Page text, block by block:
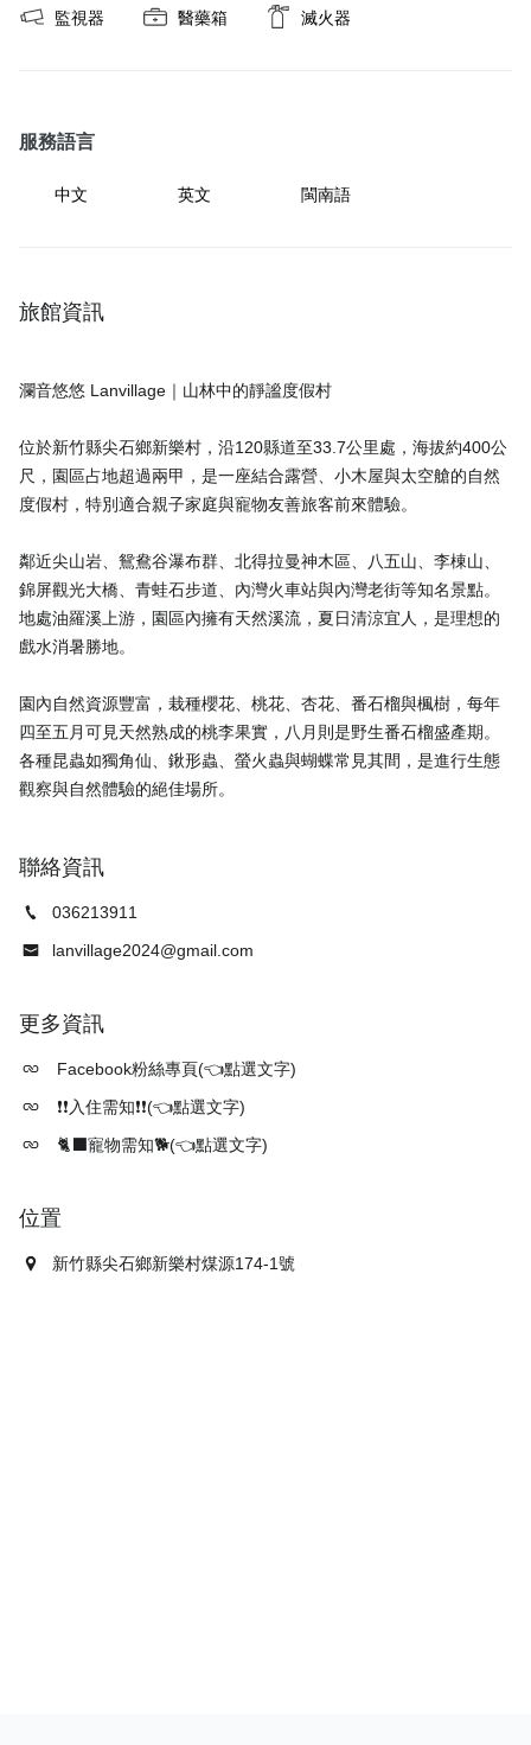
監視器 醫藥箱 滅火器
服務語言
中文 英文 閩南語
旅館資訊
瀾音悠悠 Lanvillage｜山林中的靜謐度假村
位於新竹縣尖石鄉新樂村，沿120縣道至33.7公里處，海拔約400公
尺，園區占地超過兩甲，是一座結合露營、小木屋與太空艙的自然
度假村，特別適合親子家庭與寵物友善旅客前來體驗。
鄰近尖山岩、鴛鴦谷瀑布群、北得拉曼神木區、八五山、李棟山、
錦屏觀光大橋、青蛙石步道、內灣火車站與內灣老街等知名景點。
地處油羅溪上游，園區內擁有天然溪流，夏日清涼宜人，是理想的
戲水消暑勝地。
園內自然資源豐富，栽種櫻花、桃花、杏花、番石榴與楓樹，每年
四至五月可見天然熟成的桃李果實，八月則是野生番石榴盛產期。
各種昆蟲如獨角仙、鍬形蟲、螢火蟲與蝴蝶常見其間，是進行生態
聯絡資訊
036213911
lanvillage2024@gmail.com
更多資訊
Facebook粉絲專頁(👈點選文字)
❗❗入住需知❗❗(👈點選文字)
🐈‍⬛寵物需知🐕(👈點選文字)
位置
新竹縣尖石鄉新樂村煤源174-1號